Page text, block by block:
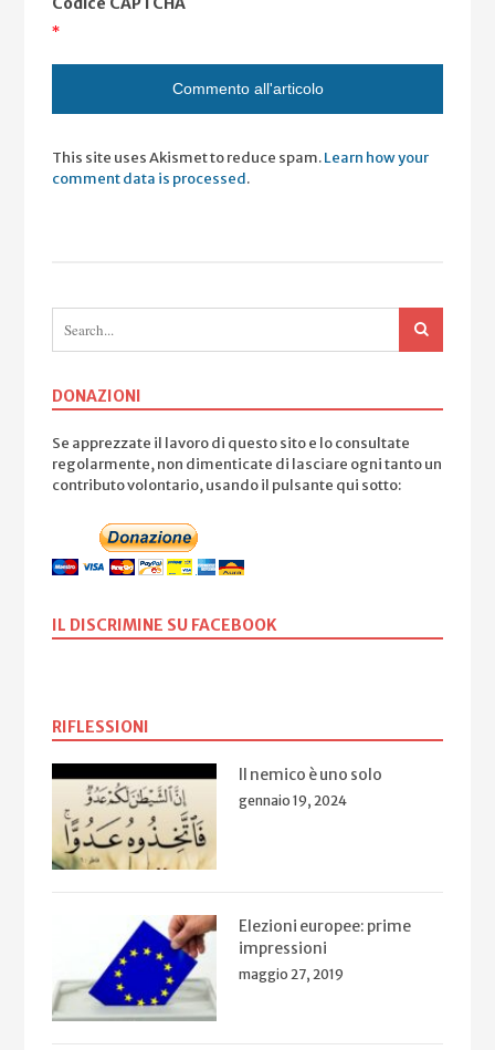
*
This site uses Akismet to reduce spam.Learn how your
comment data is processed.
DONAZIONI
Se apprezzate il lavoro di questo sito e lo consultate
regolarmente, non dimenticate di lasciare ogni tanto un
contributo volontario, usando il pulsante qui sotto:
IL DISCRIMINE SU FACEBOOK
RIFLESSIONI
Il nemico è uno solo
gennaio 19, 2024
Elezioni europee: prime
impressioni
maggio 27, 2019